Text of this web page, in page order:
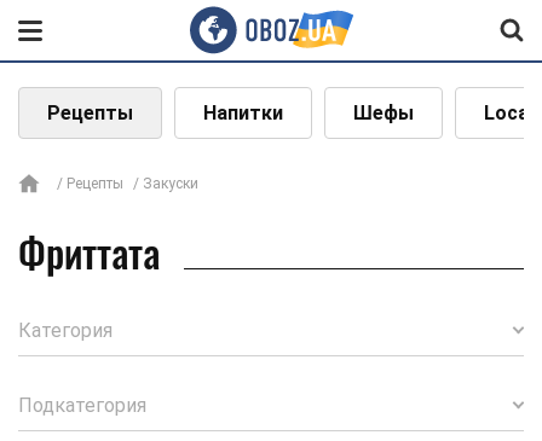
Рецепты Напитки Шефы Local
Рецепты Закуски
Фриттата
Категория
Подкатегория